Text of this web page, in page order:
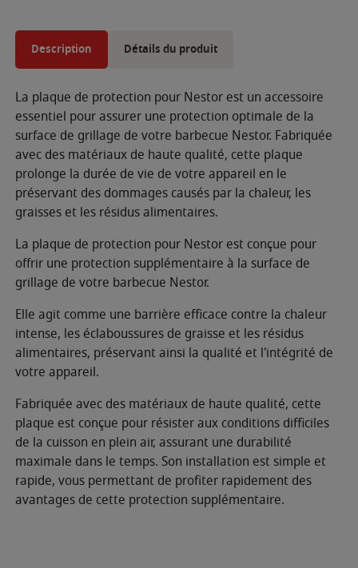
Description Détails du produit
La plaque de protection pour Nestor est un accessoire
essentiel pour assurer une protection optimale de la
surface de grillage de votre barbecue Nestor. Fabriquée
avec des matériaux de haute qualité, cette plaque
prolonge la durée de vie de votre appareil en le
préservant des dommages causés par la chaleur, les
graisses et les résidus alimentaires.
La plaque de protection pour Nestor est conçue pour
offrir une protection supplémentaire à la surface de
grillage de votre barbecue Nestor.
Elle agit comme une barrière efficace contre la chaleur
intense, les éclaboussures de graisse et les résidus
alimentaires, préservant ainsi la qualité et l'intégrité de
votre appareil.
Fabriquée avec des matériaux de haute qualité, cette
plaque est conçue pour résister aux conditions difficiles
de la cuisson en plein air, assurant une durabilité
maximale dans le temps. Son installation est simple et
rapide, vous permettant de profiter rapidement des
avantages de cette protection supplémentaire.